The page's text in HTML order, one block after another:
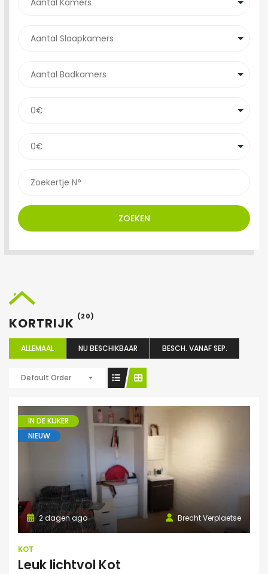
ZOEKEN
KORTRIJK (20)
ALLEMAAL NU BESCHIKBAAR BESCH. VANAF SEP.
Default Order
IN DE KIJKER
NIEUW
Brecht Verplaetse
2 dagen ago
KOT
Leuk lichtvol Kot